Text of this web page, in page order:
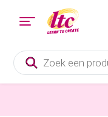
Producten
zoeken